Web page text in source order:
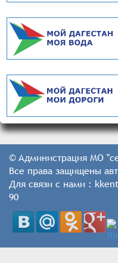
© Администрация МО
Все права защищены
Для связи с нами :
90